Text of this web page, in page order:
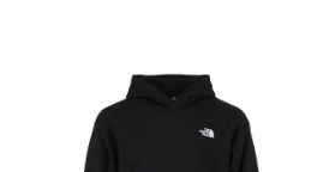
Découvrez la doudoune The North Face 96
RETRO Nuptse, un incontournable pour
affronter les saisons automnales [...]